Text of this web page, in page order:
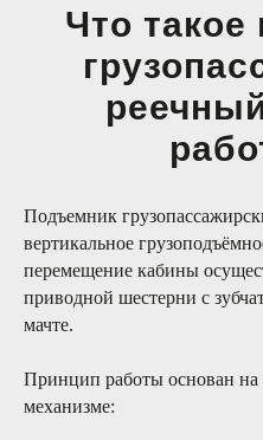
Что
Подъемник
вертикальное
перемещение кабины
приводной шестерни с
мачте.
Принцип работы основан
механизме: